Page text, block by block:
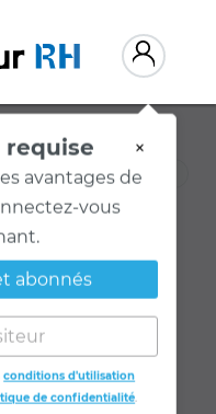
requise ×
avantages de
vous
abonnés
conditions d'utilisation
de confidentialité.
ORGANISATIONNEL
: